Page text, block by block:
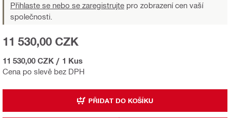
Přihlaste se nebo se zaregistrujte pro zobrazení cen vaší
společnosti.
Cena po slevě bez DPH
11 530,00 CZK
11 530,00 CZK / 1 Kus
PŘIDAT DO KOŠÍKU